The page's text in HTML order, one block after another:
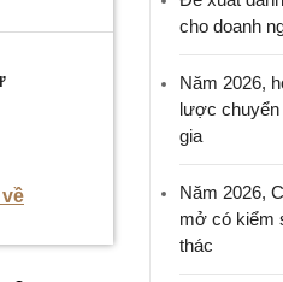
cho doanh
Năm 2026,
lược chuyển
gia
Năm 2026,
mở có kiểm
thác